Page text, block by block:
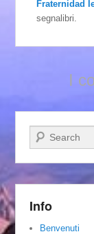
Fraternidad
segnalibri.
I
Cerca
Info
Benvenuti